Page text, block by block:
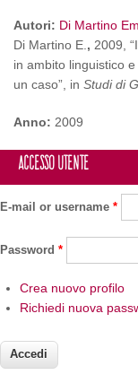
Autori: Di Martino
Di Martino E. , 2009,
in ambito linguistico
un caso”, in Studi di
Anno: 2009
Accesso utente
E-mail or username *
Password *
Crea nuovo profilo
Richiedi nuova